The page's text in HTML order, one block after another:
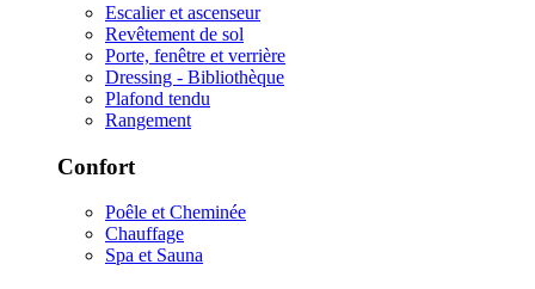
Escalier et ascenseur
Revêtement de sol
Porte, fenêtre et verrière
Dressing - Bibliothèque
Plafond tendu
Rangement
Confort
Poêle et Cheminée
Chauffage
Spa et Sauna